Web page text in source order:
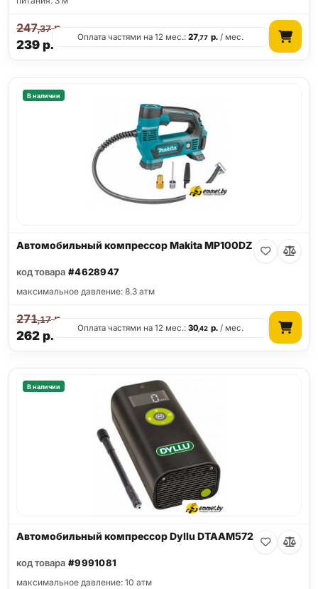
239р.
247,37р.
Оплата частями на 12 мес.:27,77 р./ мес.
В наличии
Автомобильный компрессор Makita MP100DZ
код товара #4628947
максимальное давление: 8.3 атм
262р.
271,17р.
Оплата частями на 12 мес.:30,42 р./ мес.
В наличии
Автомобильный компрессор Dyllu DTAAM572
код товара #9991081
максимальное давление: 10 атм